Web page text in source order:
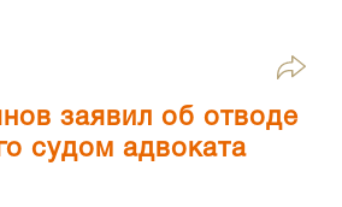
заявил об отводе
судом адвоката